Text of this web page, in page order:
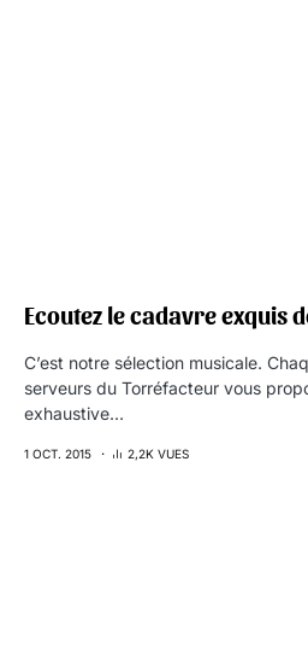
Ecoutez le cadavre exquis
C’est notre sélection musicale.
serveurs du Torréfacteur vous
exhaustive…
1 OCT. 2015 2,2K VUES